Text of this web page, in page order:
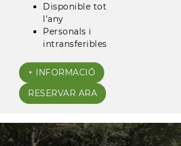
Disponible tot
l'any
Personals i
intransferibles
+ INFORMACIÓ
RESERVAR ARA